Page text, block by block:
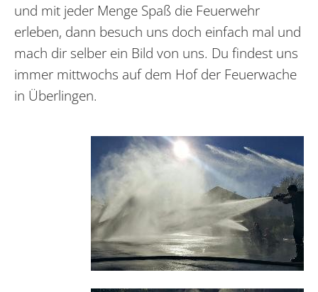
und mit jeder Menge Spaß die Feuerwehr
erleben, dann besuch uns doch einfach mal und
mach dir selber ein Bild von uns. Du findest uns
immer mittwochs auf dem Hof der Feuerwache
in Überlingen.